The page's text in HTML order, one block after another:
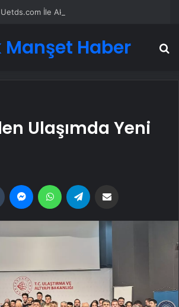
Manşet Haber
Ulaşımda Yeni
Tumblr MessengerWhatsApp